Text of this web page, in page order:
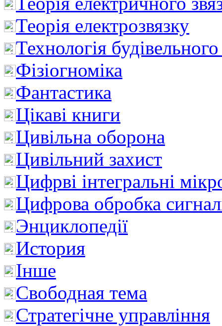
Теорія електрозвязку
Технологія
Фізіогноміка
Фантастика
Цікаві книги
Цивільна оборона
Цивільний захист
Цифрві інтегральні
Цифрова обробка
Энциклопедії
История
Інше
Свободная тема
Стратегічне управління